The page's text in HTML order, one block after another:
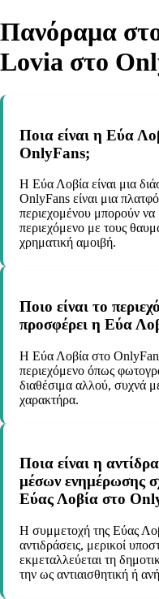
Πανόραμα
Lovia στο
Ποια είναι η Εύα
OnlyFans;
Η Εύα Λοβία είναι μια
OnlyFans είναι μια
περιεχομένου μπορούν να
περιεχόμενο με τους
χρηματική αμοιβή.
Ποιο είναι το
προσφέρει η Εύα
Η Εύα Λοβία στο
περιεχόμενο όπως
διαθέσιμα αλλού, συχνά
χαρακτήρα.
Ποια είναι η
μέσων ενημέρωσης
Εύας Λοβία στο
Η συμμετοχή της Εύας
αντιδράσεις, μερικοί
εκμεταλλεύεται τη
την ως αντιαισθητική ή